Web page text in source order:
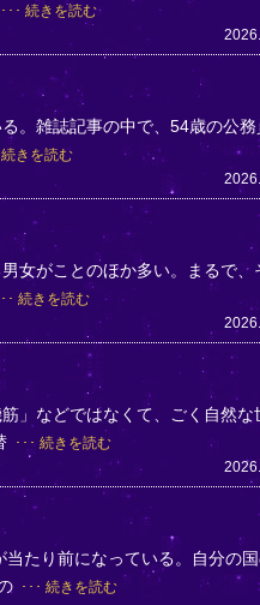
続きを読む
。雑誌記事の中で、54歳の公務
続きを読む
女がことのほか多い。まるで、
続きを読む
」などではなくて、ごく自然な
続きを読む
たり前になっている。自分の
続きを読む